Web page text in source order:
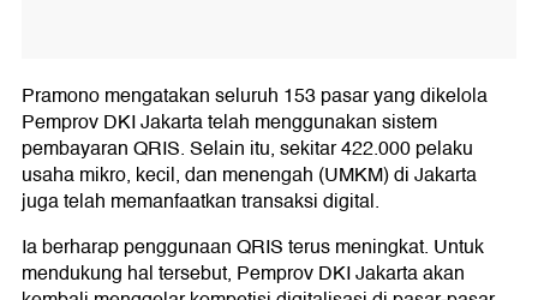
Pramono mengatakan seluruh 153 pasar yang dikelola
Pemprov DKI Jakarta telah menggunakan sistem
pembayaran QRIS. Selain itu, sekitar 422.000 pelaku
usaha mikro, kecil, dan menengah (UMKM) di Jakarta
juga telah memanfaatkan transaksi digital.
Ia berharap penggunaan QRIS terus meningkat. Untuk
mendukung hal tersebut, Pemprov DKI Jakarta akan